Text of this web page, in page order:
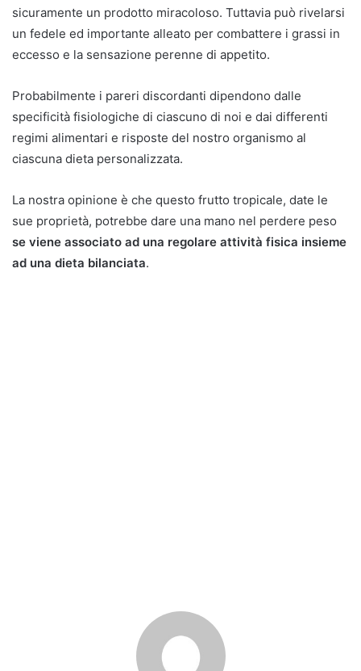
sicuramente un prodotto miracoloso. Tuttavia può rivelarsi
un fedele ed importante alleato per combattere i grassi in
eccesso e la sensazione perenne di appetito.
Probabilmente i pareri discordanti dipendono dalle
specificità fisiologiche di ciascuno di noi e dai differenti
regimi alimentari e risposte del nostro organismo al
ciascuna dieta personalizzata.
La nostra opinione è che questo frutto tropicale, date le
sue proprietà, potrebbe dare una mano nel perdere peso
se viene associato ad una regolare attività fisica insieme
ad una dieta bilanciata.